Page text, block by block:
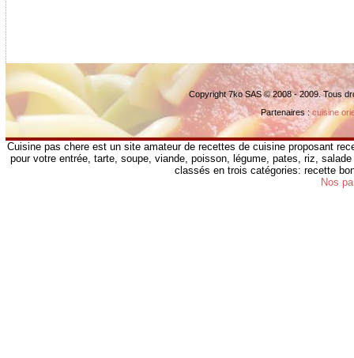
Copyright 7ko SAS © 2008 - 2009. Tous
Partenaires :cuisine
Cuisine pas chere est un site amateur de recettes de cuisine proposant
pour votre entrée, tarte, soupe, viande, poisson, légume, pates, riz,
classés en trois catégories: recette
Nos